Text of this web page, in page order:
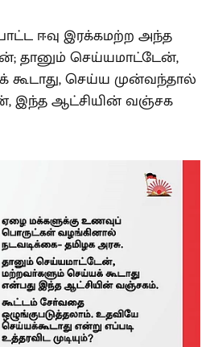
ஈவு இரக்கமற்ற அந்த
தானும் செய்யமாட்டேன்,
செய்ய முன்வந்தால்
இந்த ஆட்சியின் வஞ்சக